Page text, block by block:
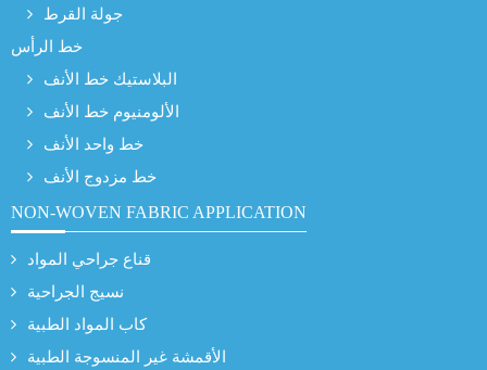
جولة القرط
خط الرأس
البلاستيك خط الأنف
الألومنيوم خط الأنف
خط واحد الأنف
خط مزدوج الأنف
NON-WOVEN FABRIC APPLICATION
قناع جراحي المواد
نسيج الجراحية
كاب المواد الطبية
الأقمشة غير المنسوجة الطبية